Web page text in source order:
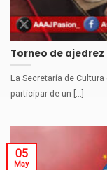
Torneo de
La Secretaría de
participar de un [...]
05
May